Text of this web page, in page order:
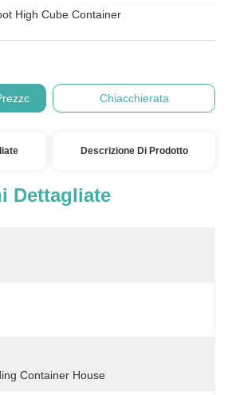
High Cube Container
Chiacchierata
Descrizione Di Prodotto
Dettagliate
Container House